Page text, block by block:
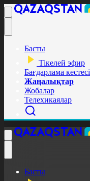
Басты
Тікелей эфир
Бағдарлама кестесі
Жаңалықтар
Жобалар
Телехикаялар
Басты